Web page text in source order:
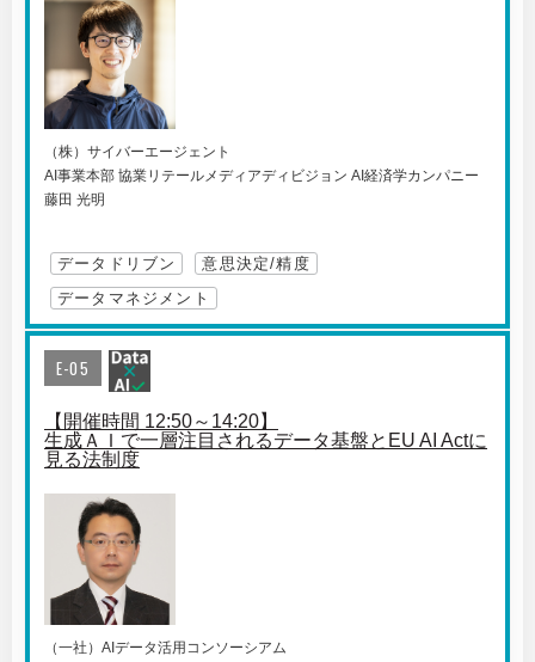
（株）サイバーエージェント
AI事業本部 協業リテールメディアディビジョン AI経済学カンパニー
藤田 光明
データドリブン
意思決定/精度
データマネジメント
E-05
【開催時間 12:50～14:20】
生成ＡＩで一層注目されるデータ基盤とEU AI Actに
見る法制度
（一社）AIデータ活用コンソーシアム